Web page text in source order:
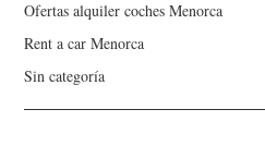
Ofertas alquiler coches Menorca
Rent a car Menorca
Sin categoría